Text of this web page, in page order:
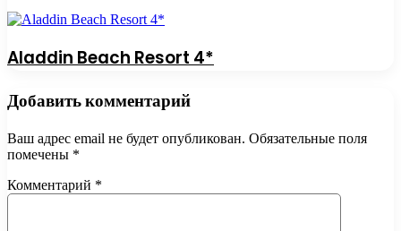
Aladdin Beach Resort 4*
Добавить комментарий
Ваш адрес email не будет опубликован. Обязательные поля
помечены *
Комментарий *